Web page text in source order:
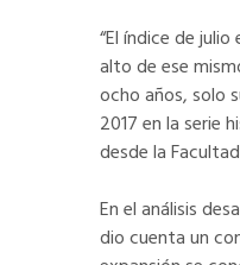
“El índice de
alto de ese
ocho años, solo
2017 en la serie
desde la
En el análisis
dio cuenta un